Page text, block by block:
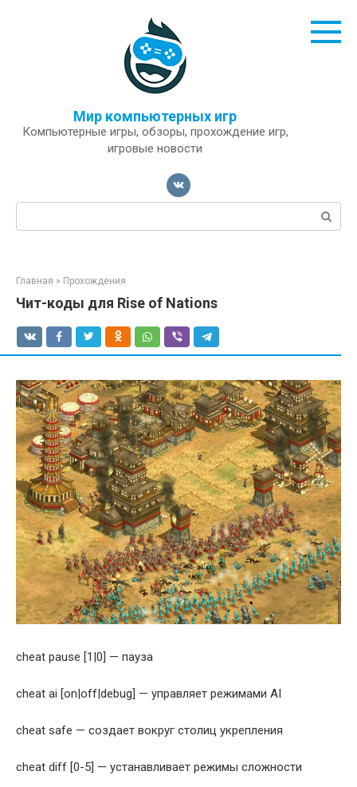
Мир компьютерных игр
Компьютерные игры, обзоры, прохождение игр,
игровые новости
Поиск:
Главная » Прохождения
Чит-коды для Rise of Nations
cheat pause [1|0] — пауза
сheat ai [on|off|debug] — управляет режимами AI
cheat safe — создает вокруг столиц укрепления
cheat diff [0-5] — устанавливает режимы сложности